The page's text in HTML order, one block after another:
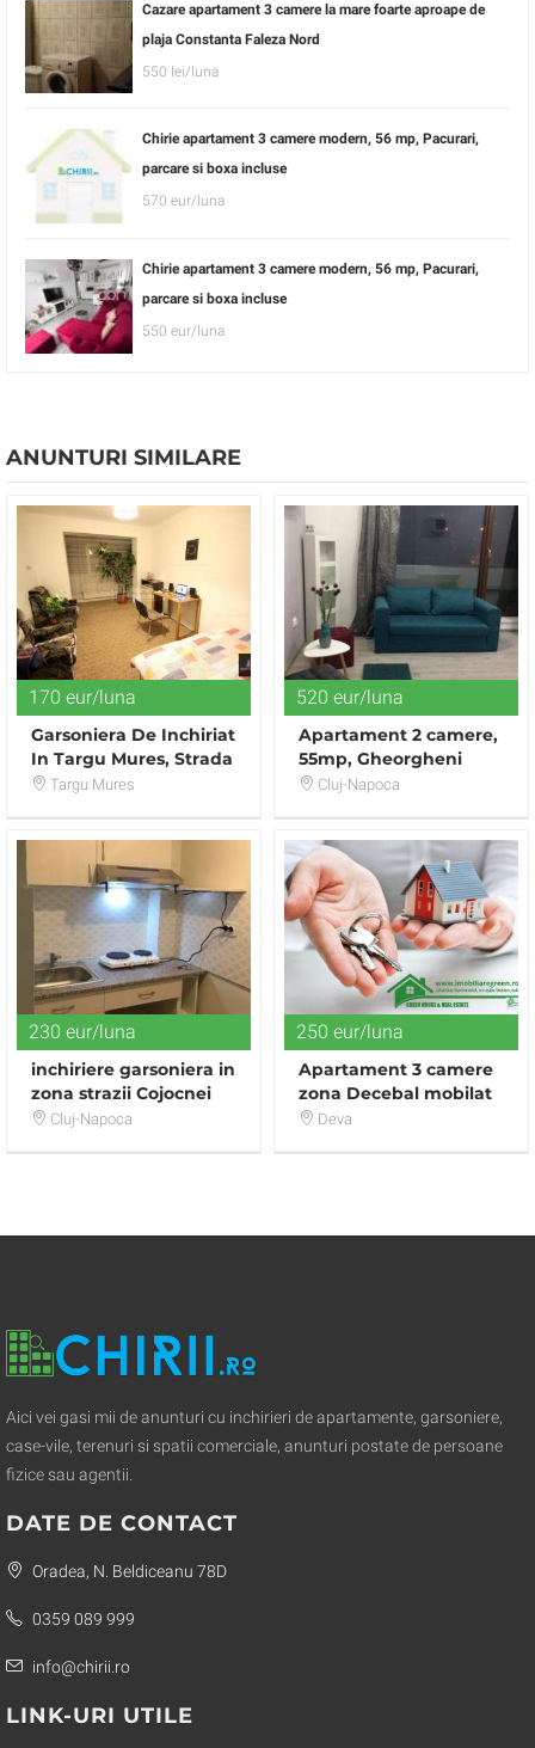
Cazare apartament 3 camere la mare foarte aproape de
plaja Constanta Faleza Nord
550 lei/luna
Chirie apartament 3 camere modern, 56 mp, Pacurari,
parcare si boxa incluse
570 eur/luna
Chirie apartament 3 camere modern, 56 mp, Pacurari,
parcare si boxa incluse
550 eur/luna
ANUNTURI SIMILARE
170 eur/luna
Garsoniera De Inchiriat
In Targu Mures, Strada
Liviu Rebreanu
Targu Mures
520 eur/luna
Apartament 2 camere,
55mp, Gheorgheni
Cluj-Napoca
230 eur/luna
inchiriere garsoniera in
zona strazii Cojocnei
Cluj-Napoca
250 eur/luna
Apartament 3 camere
zona Decebal mobilat
si utilat
Deva
Aici vei gasi mii de anunturi cu inchirieri de apartamente, garsoniere,
case-vile, terenuri si spatii comerciale, anunturi postate de persoane
fizice sau agentii.
DATE DE CONTACT
Oradea, N. Beldiceanu 78D
0359 089 999
info@chirii.ro
LINK-URI UTILE